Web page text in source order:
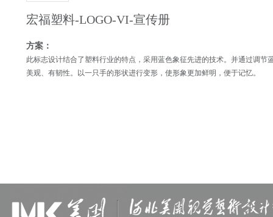
宏福塑料-LOGO-VI-宣传册
方案：
此标志设计结合了塑料行业的特点，采用蓝色象征先进的技术。并通过调节
美观、有韧性。以一只手的形状进行变形，使形象更加鲜明，便于记忆。